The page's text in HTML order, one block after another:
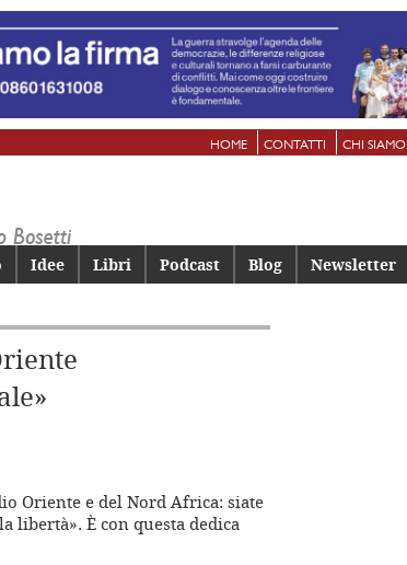
HOME CONTATTI CHI SIAMO
Idee Libri Podcast Blog Newsletter
Oriente e del Nord Africa: siate
libertà». È con questa dedica